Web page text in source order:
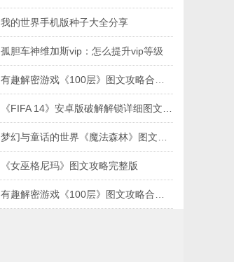
我的世界手机版种子大全分享
孤胆车神维加斯vip：怎么提升vip等级
《女巫格尼玛》图文攻略完整版